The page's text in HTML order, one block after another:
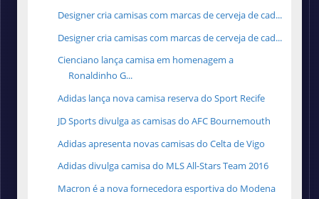
Designer cria camisas com marcas de cerveja de cad...
Designer cria camisas com marcas de cerveja de cad...
Cienciano lança camisa em homenagem a
Ronaldinho G...
Adidas lança nova camisa reserva do Sport Recife
JD Sports divulga as camisas do AFC Bournemouth
Adidas apresenta novas camisas do Celta de Vigo
Adidas divulga camisa do MLS All-Stars Team 2016
Macron é a nova fornecedora esportiva do Modena